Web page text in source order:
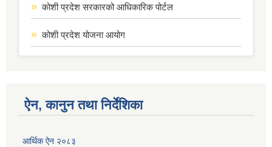
कोशी प्रदेश सरकारको आधिकारिक पोर्टल
कोशी प्रदेश योजना आयोग
ऐन, कानुन तथा निर्देशिका
आर्थिक ऐन २०८३